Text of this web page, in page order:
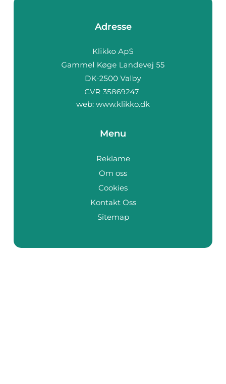
Adresse
web: www.klikko.dk
Menu
Reklame
Om oss
Cookies
Kontakt Oss
Sitemap